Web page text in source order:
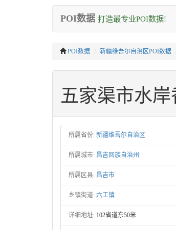
POI数据 打造最专业POI数据!
POI数据 新疆维吾尔自治区POI数据
五家渠市水
所属省份: 新疆维吾尔自治区
所属城市: 昌吉回族自治州
所属区县: 昌吉市
乡镇街道: 六工镇
详细地址: 102省道东50米